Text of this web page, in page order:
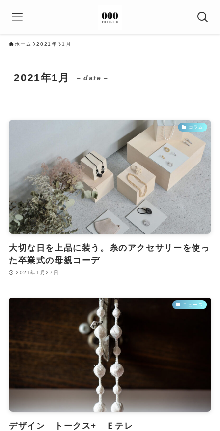
ホーム 2021年 1月
2021年1月 – date –
コラム
大切な日を上品に装う。糸のアクセサリーを使っ
た卒業式の母親コーデ
2021年1月27日
ニュース
デザイン トークス+ Ｅテレ